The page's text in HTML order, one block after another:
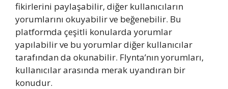
fikirlerini paylaşabilir, diğer kullanıcıların
yorumlarını okuyabilir ve beğenebilir. Bu
platformda çeşitli konularda yorumlar
yapılabilir ve bu yorumlar diğer kullanıcılar
tarafından da okunabilir. Flynta’nın yorumları,
kullanıcılar arasında merak uyandıran bir
konudur.